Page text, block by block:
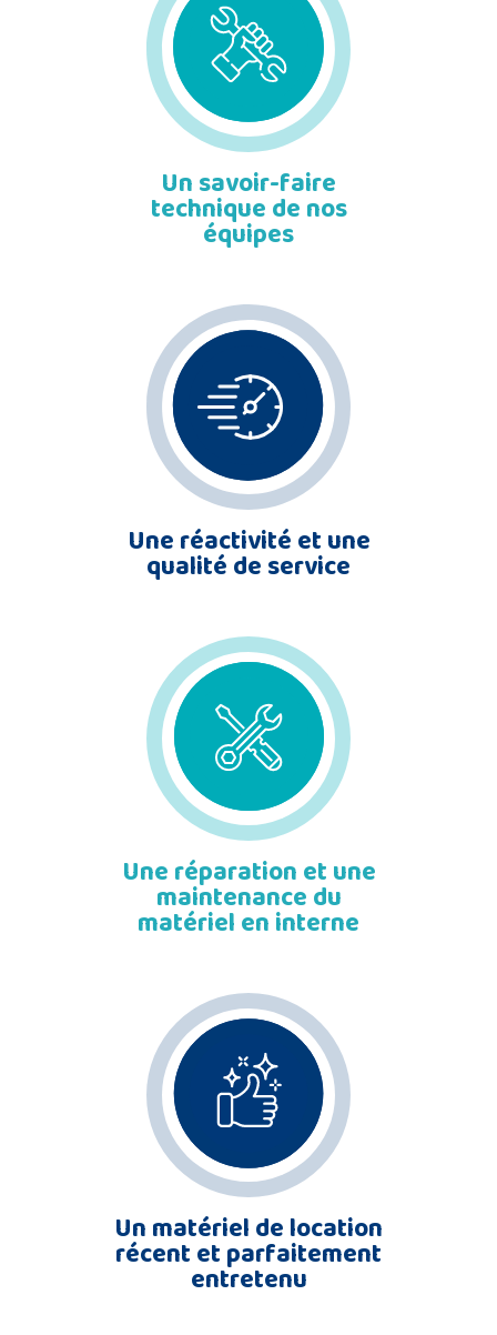
Un savoir-faire
technique de nos
équipes
Une réactivité et une
qualité de service
Une réparation et une
maintenance du
matériel en interne
Un matériel de location
récent et parfaitement
entretenu